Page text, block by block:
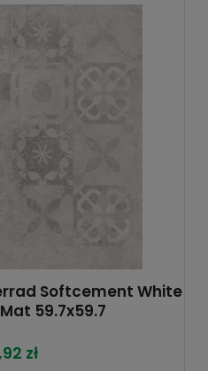
Softcement White
59.7x59.7
zł